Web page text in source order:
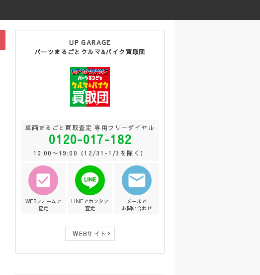
UP GARAGE
パーツまるごとクルマ&バイク買取団
車両まるごと買取査定 専用フリーダイヤル
0120-017-182
10:00〜19:00（12/31-1/3を除く）
WEBフォームで
査定
LINEでカンタン
査定
メールで
お問い合わせ
WEBサイト